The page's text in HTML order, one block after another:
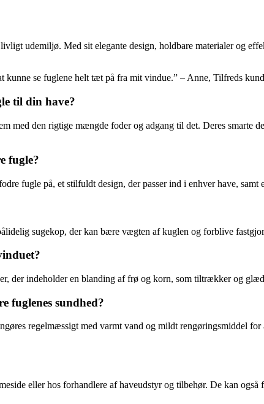
udemiljø. Med sit elegante design, holdbare materialer og
se fuglene helt tæt på fra mit vindue.” – Anne, Tilfreds
til din have?
med den rigtige mængde foder og adgang til det. Deres smarte
fugle?
fugle på, et stilfuldt design, der passer ind i enhver have,
sugekop, der kan bære vægten af kuglen og forblive
der indeholder en blanding af frø og korn, som tiltrækker og
fuglenes sundhed?
regelmæssigt med varmt vand og mildt rengøringsmiddel
eller hos forhandlere af haveudstyr og tilbehør. De kan